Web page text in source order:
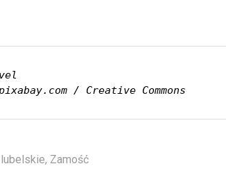
/ Creative Commons
, Zamość